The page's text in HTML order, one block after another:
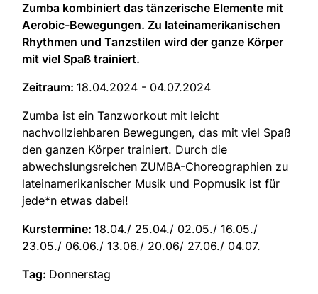
Zumba kombiniert das tänzerische Elemente mit
Aerobic-Bewegungen. Zu lateinamerikanischen
Rhythmen und Tanzstilen wird der ganze Körper
mit viel Spaß trainiert.
Zeitraum: 18.04.2024 - 04.07.2024
Zumba ist ein Tanzworkout mit leicht
nachvollziehbaren Bewegungen, das mit viel Spaß
den ganzen Körper trainiert. Durch die
abwechslungsreichen ZUMBA-Choreographien zu
lateinamerikanischer Musik und Popmusik ist für
jede*n etwas dabei!
Kurstermine: 18.04./ 25.04./ 02.05./ 16.05./
23.05./ 06.06./ 13.06./ 20.06/ 27.06./ 04.07.
Tag: Donnerstag